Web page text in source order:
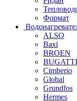
Формат
ALSO
Baxi
BROEN
BUGATTI
Cimberio
Global
Grundfos
Hermes